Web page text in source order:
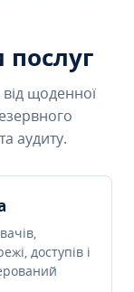
щоденної
аудиту.
доступів і